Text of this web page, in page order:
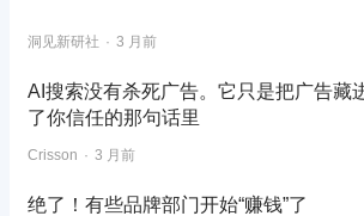
洞见新研社 3 月前
AI搜索没有杀死广告。它只是把广告藏
了你信任的那句话里
Crisson 3 月前
绝了！有些品牌部门开始“赚钱”了